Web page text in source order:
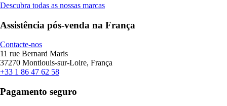
Descubra todas as nossas marcas
Assistência pós-venda na França
Contacte-nos
11 rue Bernard Maris
37270 Montlouis-sur-Loire, França
+33 1 86 47 62 58
Pagamento seguro